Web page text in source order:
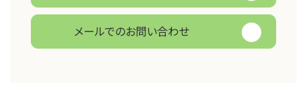
メールでのお問い合わせ